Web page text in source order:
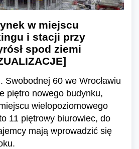
w miejscu
i stacji przy
spod ziemi
Swobodnej 60 we Wrocławiu
piętro nowego budynku,
wielopoziomowego
11 piętrowy biurowiec, do
mają wprowadzić się